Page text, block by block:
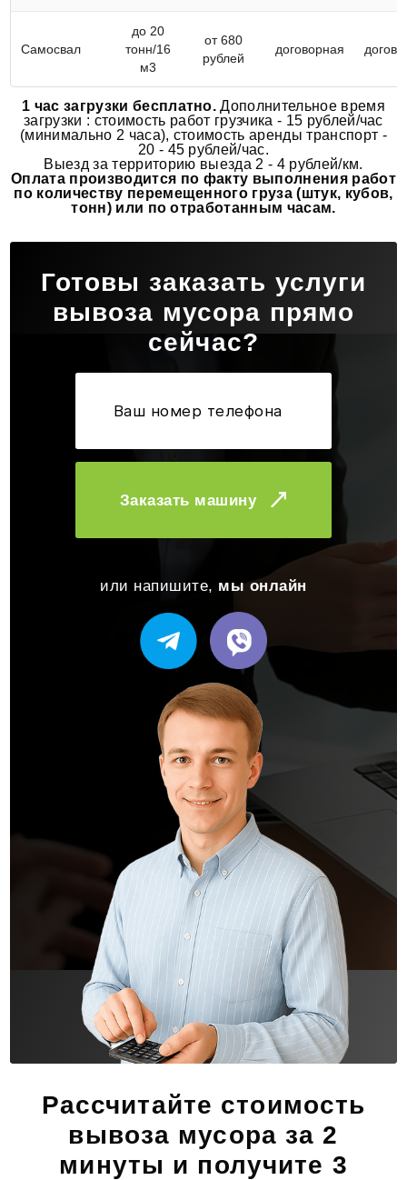
Самосвал
до 20
тонн/16
м3
от 680
рублей
договорная
1 час загрузки бесплатно. Дополнительное время
загрузки : стоимость работ грузчика - 15 рублей/час
(минимально 2 часа), стоимость аренды транспорт -
20 - 45 рублей/час.
Выезд за территорию выезда 2 - 4 рублей/км.
Оплата производится по факту выполнения работ
по количеству перемещенного груза (штук, кубов,
тонн) или по отработанным часам.
Готовы заказать услуги
вывоза мусора прямо
сейчас?
Заказать машину
или напишите, мы онлайн
Рассчитайте стоимость
вывоза мусора за 2
минуты и получите 3